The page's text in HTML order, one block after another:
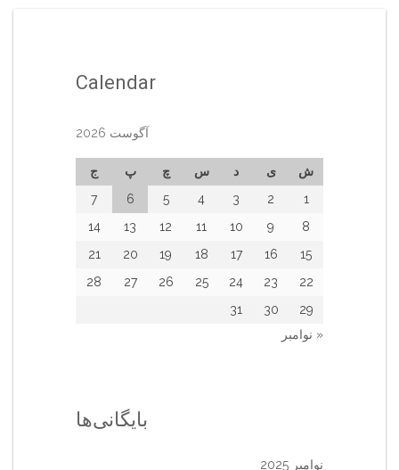
Calendar
آگوست 2026
ش ی د س چ پ
ج
1
2
3
4
5
6
7
8
9
10
11
12
13
14
15
16
17
18
19
20
21
22
23
24
25
26
27
28
29
30
31
« نوامبر
بایگانی‌ها
نوامبر 2025